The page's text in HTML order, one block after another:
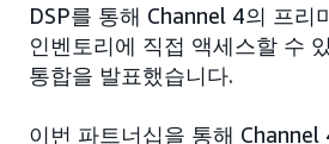
DSP를 통해 Channel 4의 프리
인벤토리에 직접 액세스할 수
통합을 발표했습니다.
이번 파트너십을 통해 Channel